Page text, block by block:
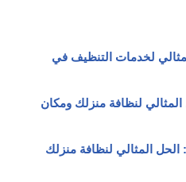
لخدمات التنظيف في
لنظافة منزلك ومكان
المثالي لنظافة منزلك